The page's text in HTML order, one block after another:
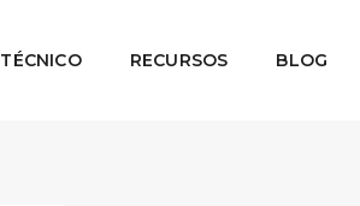
RECURSOS BLOG